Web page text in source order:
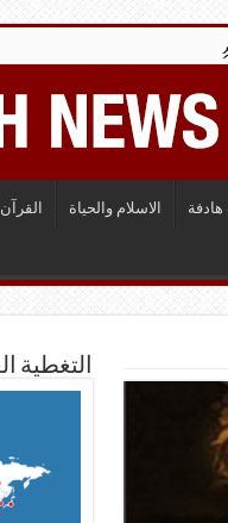
الاسلام والحياة
التغطية